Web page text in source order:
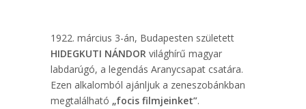
1922. március 3-án, Budapesten született
HIDEGKUTI NÁNDOR világhírű magyar
labdarúgó, a legendás Aranycsapat csatára.
Ezen alkalomból ajánljuk a zeneszobánkban
megtalálható „focis filmjeinket”.